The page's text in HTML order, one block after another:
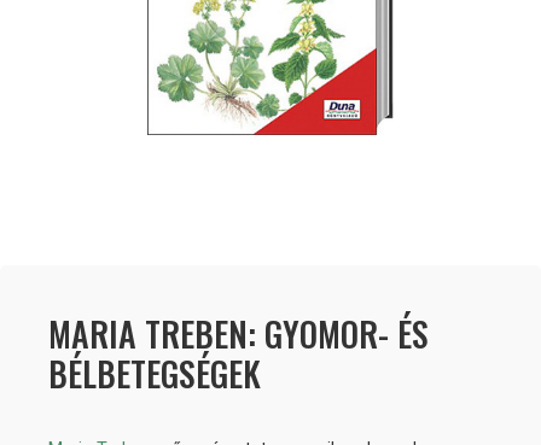
MARIA TREBEN: GYOMOR- ÉS
BÉLBETEGSÉGEK